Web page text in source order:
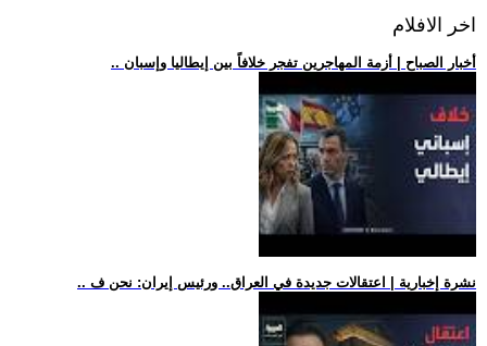
اخر الافلام
.. أخبار الصباح | أزمة المهاجرين تفجر خلافاً بين إيطاليا وإسبان
.. نشرة إخبارية | اعتقالات جديدة في العراق.. ورئيس إيران: نحن ف